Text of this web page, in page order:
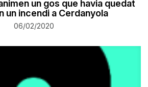
un gos que havia quedat
un incendi a Cerdanyola
06/02/2020